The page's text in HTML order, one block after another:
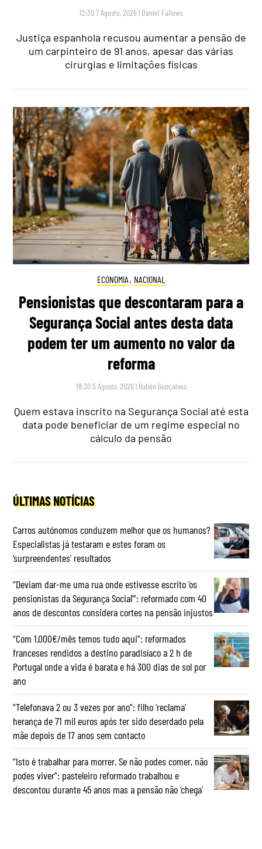
12:30 7 Agosto, 2026 | Daniel Fallows
Justiça espanhola recusou aumentar a pensão de
um carpinteiro de 91 anos, apesar das várias
cirurgias e limitações físicas
ECONOMIA , NACIONAL
Pensionistas que descontaram para a
Segurança Social antes desta data
podem ter um aumento no valor da
reforma
18:30 5 Agosto, 2026 | Rubén Gonçalves
Quem estava inscrito na Segurança Social até esta
data pode beneficiar de um regime especial no
cálculo da pensão
ÚLTIMAS NOTÍCIAS
Carros autónomos conduzem melhor que os humanos?
Especialistas já testaram e estes foram os
‘surpreendentes’ resultados
“Deviam dar-me uma rua onde estivesse escrito ‘os
pensionistas da Segurança Social’”: reformado com 40
anos de descontos considera cortes na pensão injustos
“Com 1.000€/mês temos tudo aqui”: reformados
franceses rendidos a destino paradisíaco a 2 h de
Portugal onde a vida é barata e há 300 dias de sol por
ano
“Telefonava 2 ou 3 vezes por ano”: filho ‘reclama’
herança de 71 mil euros após ter sido deserdado pela
mãe depois de 17 anos sem contacto
“Isto é trabalhar para morrer. Se não podes comer, não
podes viver”: pasteleiro reformado trabalhou e
descontou durante 45 anos mas a pensão não ‘chega’